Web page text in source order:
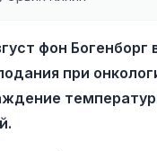
фон Богенборг
при